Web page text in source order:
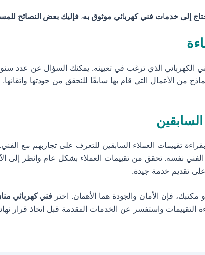
إلى خدمات فني كهربائي موثوق به، فإليك بعض النصائح
الكهربائي الذي ترغب في تعيينه. يمكنك السؤال عن عدد
من الأعمال التي قام بها سابقًا للتحقق من جودتها
تقييمات العملاء السابقين للتعرف على تجاربهم مع
نفسه. تحقق من تقييمات العملاء بشكل عام وانظر إلى
تقديم خدمة جيدة.
مكتبك، فإن الأمان والجودة هما الأهمان. اختر فني كهربائي
التقييمات واستفسر عن الخدمات المقدمة قبل اتخاذ قرار